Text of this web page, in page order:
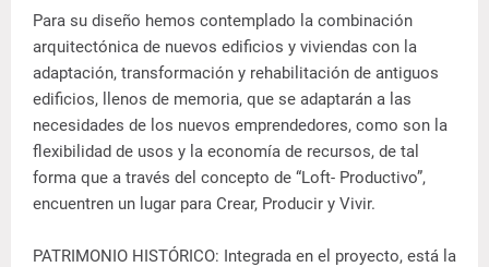
Para su diseño hemos contemplado la combinación
arquitectónica de nuevos edificios y viviendas con la
adaptación, transformación y rehabilitación de antiguos
edificios, llenos de memoria, que se adaptarán a las
necesidades de los nuevos emprendedores, como son la
flexibilidad de usos y la economía de recursos, de tal
forma que a través del concepto de “Loft- Productivo”,
encuentren un lugar para Crear, Producir y Vivir.
PATRIMONIO HISTÓRICO: Integrada en el proyecto, está la